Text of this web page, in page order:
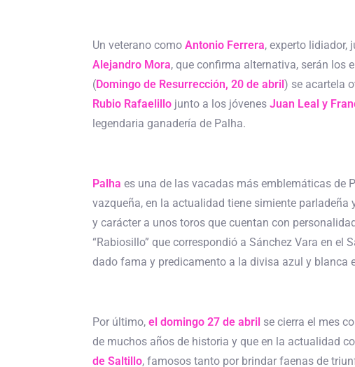
Un veterano como Antonio Ferrera, experto lidiador,
Alejandro Mora, que confirma alternativa, serán los
(Domingo de Resurrección, 20 de abril ) se acartela
Rubio Rafaelillo junto a los jóvenes Juan Leal y
legendaria ganadería de Palha.
Palha es una de las vacadas más emblemáticas de
vazqueña, en la actualidad tiene simiente
y carácter a unos toros que cuentan con
“Rabiosillo” que correspondió a Sánchez Vara en el
dado fama y predicamento a la divisa azul y blanca
Por último, el domingo 27 de abril se cierra el mes
de muchos años de historia y que en la actualidad
de Saltillo, famosos tanto por brindar faenas de